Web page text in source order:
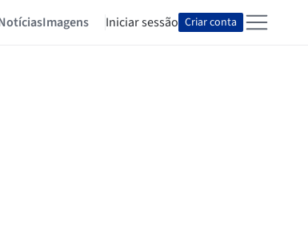
Imagens Iniciar sessão Criar conta